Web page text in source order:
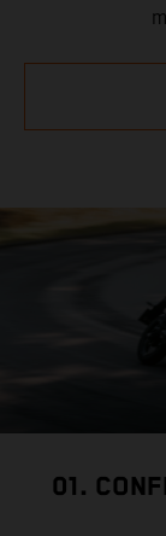
01.